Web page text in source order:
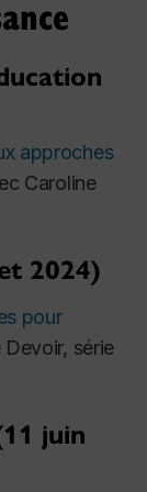
approches
Caroline
2024)
pour
Devoir, série
juin